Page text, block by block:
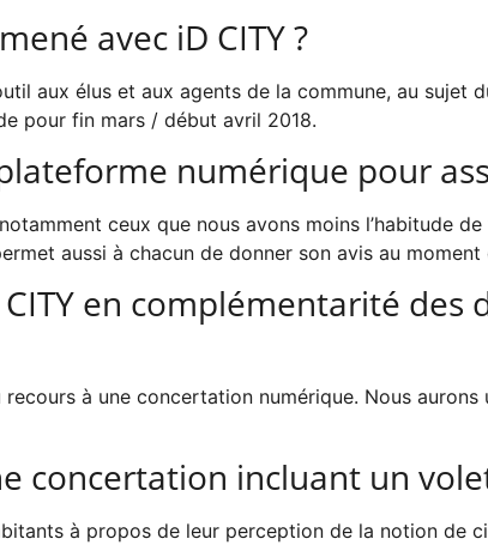
avec iD CITY ?
aux élus et aux agents de la commune, au sujet
pour fin mars / début avril 2018.
numérique pour
ceux que nous avons moins l’habitude
aussi à chacun de donner son avis au
en complémentarité des
à une concertation numérique. Nous
concertation incluant un
à propos de leur perception de la notion de